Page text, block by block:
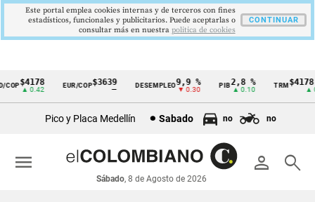
Cintillo
económicos
Colombia
$4178
▲ 0.42
EUR/COP$3639 DESEMPLEO 9,9 %
▼ 0.30
PIB2,8 %
▲ 0.10
TRM
▲
Pico y Placa Medellín Sabado no no
person search
Sábado, 8 de Agosto de 2026
menu
Este portal emplea cookies internas y de terceros con fines
estadísticos, funcionales y publicitarios. Puede aceptarlas o
consultar más en nuestra politica de cookies
CONTINUAR